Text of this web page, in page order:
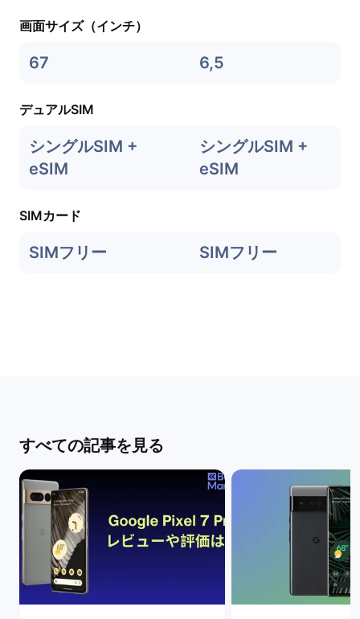
画面サイズ（インチ）
67 6,5
デュアルSIM
シングルSIM +
eSIM
シングルSIM +
eSIM
SIMカード
SIMフリー SIMフリー
すべての記事を見る